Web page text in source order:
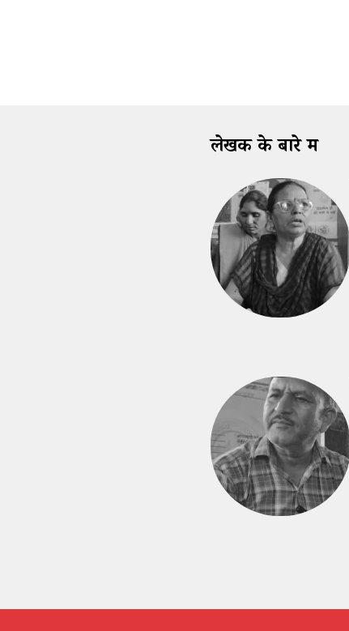
लेखक के बारे में